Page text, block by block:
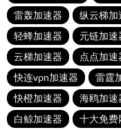
雷轰加速器
纵云梯加
轻蜂加速器
元链加速
云梯加速器
点点加速
快连vρn加速器
雷霆
快橙加速器
海鸥加速
白鲸加速器
十大免费